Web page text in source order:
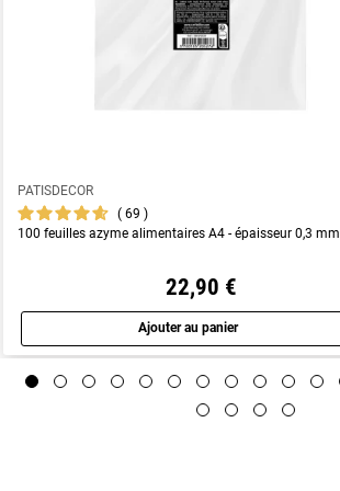
PATISDECOR
69
100 feuilles azyme alimentaires A4 - épaisseur 0,3 mm
22,90 €
Ajouter au panier
Aperçu rapide